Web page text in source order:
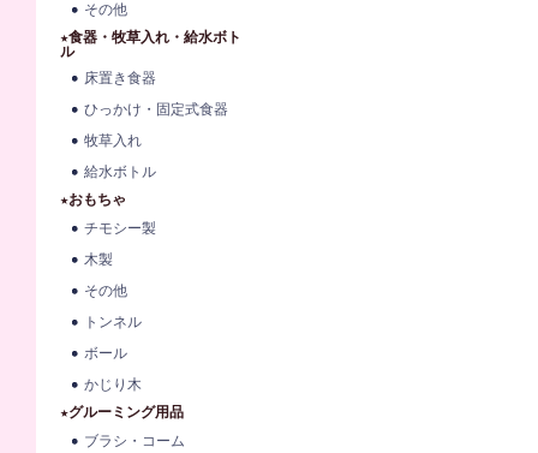
その他
★食器・牧草入れ・給水ボト
ル
床置き食器
ひっかけ・固定式食器
牧草入れ
給水ボトル
★おもちゃ
チモシー製
木製
その他
トンネル
ボール
かじり木
★グルーミング用品
ブラシ・コーム